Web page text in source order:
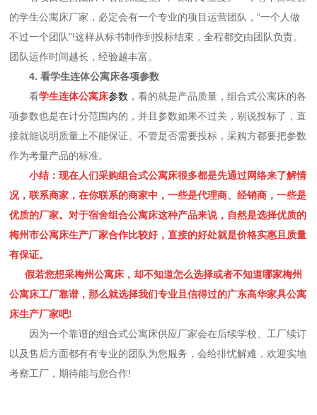
的学生公寓床厂家，必定会有一个专业的项目运营团队，“一个人做
不过一个团队”!这样从标书制作到投标结束，全程都交由团队负责。
团队运作时间越长，经验越丰富。
4. 看学生连体公寓床各项参数
看学生连体公寓床参数 ，看的就是产品质量，组合式公寓床的各
项参数也是在计分范围内的，并且参数如果不过关，别说投标了，直
接就能说明质量上不能保证。不管是否需要投标，采购方都要把参数
作为考量产品的标准。
小结：现在人们采购组合式公寓床很多都是先通过网络来了解情
况，联系商家，在你联系的商家中，一些是代理商、经销商，一些是
优质的厂家。对于宿舍组合公寓床这种产品来说，自然是选择优质的
梅州市公寓床生产厂家合作比较好，直接的好处就是价格实惠且质量
有保证。
假若您想采梅州公寓床，却不知道怎么选择或者不知道哪家梅州
公寓床工厂靠谱，那么就选择我们专业且信得过的广东高华家具公寓
床生产厂家吧!
因为一个靠谱的组合式公寓床供应厂家会在后续学校、工厂续订
以及售后方面都有有专业的团队为您服务，会给排忧解难，欢迎实地
考察工厂，期待能与您合作!